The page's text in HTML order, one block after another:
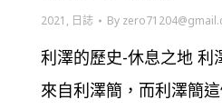
2021 , 日誌 By
利澤的歷史-休息之地 利
來自利澤簡，而利澤簡